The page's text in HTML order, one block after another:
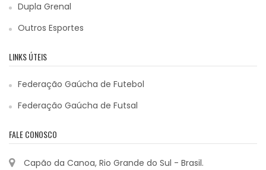
Dupla Grenal
Outros Esportes
LINKS ÚTEIS
Federação Gaúcha de Futebol
Federação Gaúcha de Futsal
FALE CONOSCO
Capão da Canoa, Rio Grande do Sul - Brasil.